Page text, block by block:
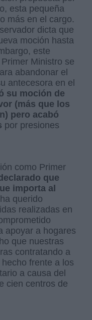
esta pequeña
más en el cargo.
dicta que
moción hasta
este
Ministro se
abandonar el
antecesora en el
su moción de
(más que los
pero acabó
por presiones
como Primer
que
importa al
querido
realizadas en
apoyar a hogares
que nuestras
contratando a
frente a los
a causa del
cien centros de